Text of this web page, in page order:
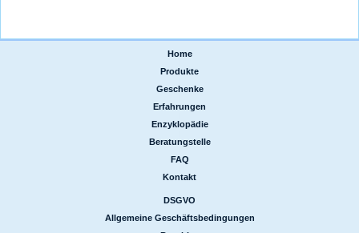
Home
Produkte
Geschenke
Erfahrungen
Enzyklopädie
Beratungstelle
FAQ
Kontakt
DSGVO
Allgemeine Geschäftsbedingungen